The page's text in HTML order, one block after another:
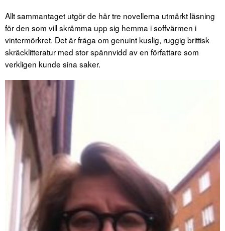
Allt sammantaget utgör de här tre novellerna utmärkt läsning
för den som vill skrämma upp sig hemma i soffvärmen i
vintermörkret. Det är fråga om genuint kuslig, ruggig brittisk
skräcklitteratur med stor spännvidd av en författare som
verkligen kunde sina saker.